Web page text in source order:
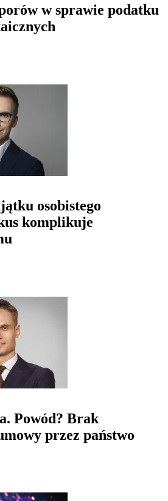
w sprawie podatku
osobistego
komplikuje
Powód? Brak
przez państwo